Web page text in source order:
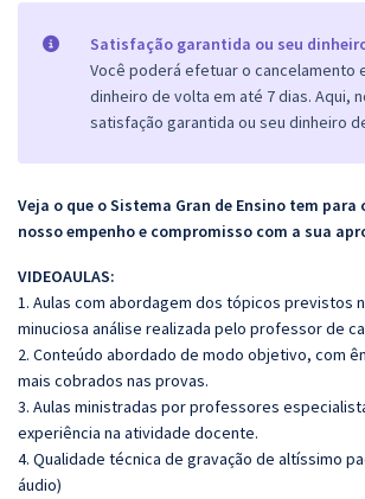
Satisfação garantida ou seu
Você poderá efetuar o cancelamento
dinheiro de volta em até 7 dias. Aqui,
satisfação garantida ou seu dinheiro
Veja o que o Sistema Gran de Ensino tem
nosso empenho e compromisso com a sua
VIDEOAULAS:
1. Aulas com abordagem dos tópicos previstos
minuciosa análise realizada pelo professor de
2. Conteúdo abordado de modo objetivo, com
mais cobrados nas provas.
3. Aulas ministradas por professores
experiência na atividade docente.
4. Qualidade técnica de gravação de altíssimo
áudio)